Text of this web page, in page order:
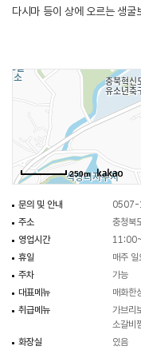
다시마 등이 상에 오르는 생
250m
문의 및 안내
0507-
주소
충청북
영업시간
휴일
매주 일
주차
가능
대표메뉴
매화한
취급메뉴
가브리
소갈비
화장실
있음